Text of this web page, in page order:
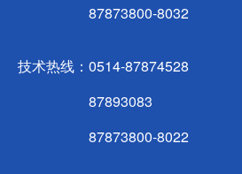
87873800-8032
技术热线： 0514-87874528
87893083
87873800-8022